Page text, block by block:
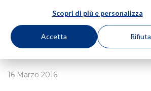
Scopri di più e personalizza
Accetta Rifiuta
16 Marzo 2016